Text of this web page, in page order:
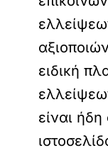
ειδική
είναι